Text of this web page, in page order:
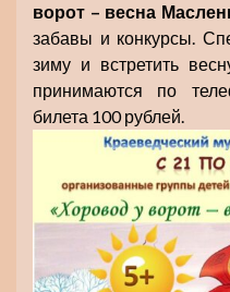
ворот – весна
забавы и конкурсы.
зиму и встретить
принимаются по
билета 100 рублей.